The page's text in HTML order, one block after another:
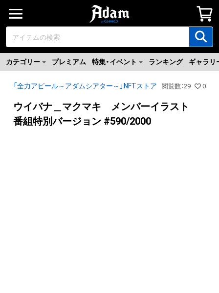
カテゴリー プレミアム 特集・イベント ランキング ギャラリ
「全力アピール～アダムシアター～」NFTストア 閲覧数 ：29 0
ウイバナ＿マクマキ メンバーイラスト
番組特別バージョン #590/2000